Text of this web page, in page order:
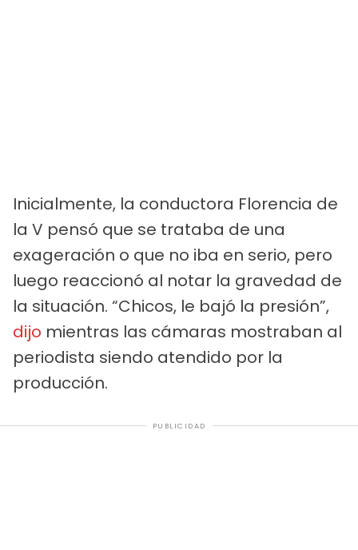
Inicialmente, la conductora Florencia de
la V pensó que se trataba de una
exageración o que no iba en serio, pero
luego reaccionó al notar la gravedad de
la situación. “Chicos, le bajó la presión”,
dijo mientras las cámaras mostraban al
periodista siendo atendido por la
producción.
PUBLICIDAD